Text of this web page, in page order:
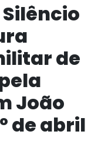
de
João
de abril